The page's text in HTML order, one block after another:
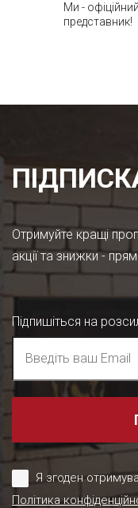
Ми - офіційний
представник!
Отримуйте кращі
акції та знижки -
Підпишіться на
Я згоден
Політика